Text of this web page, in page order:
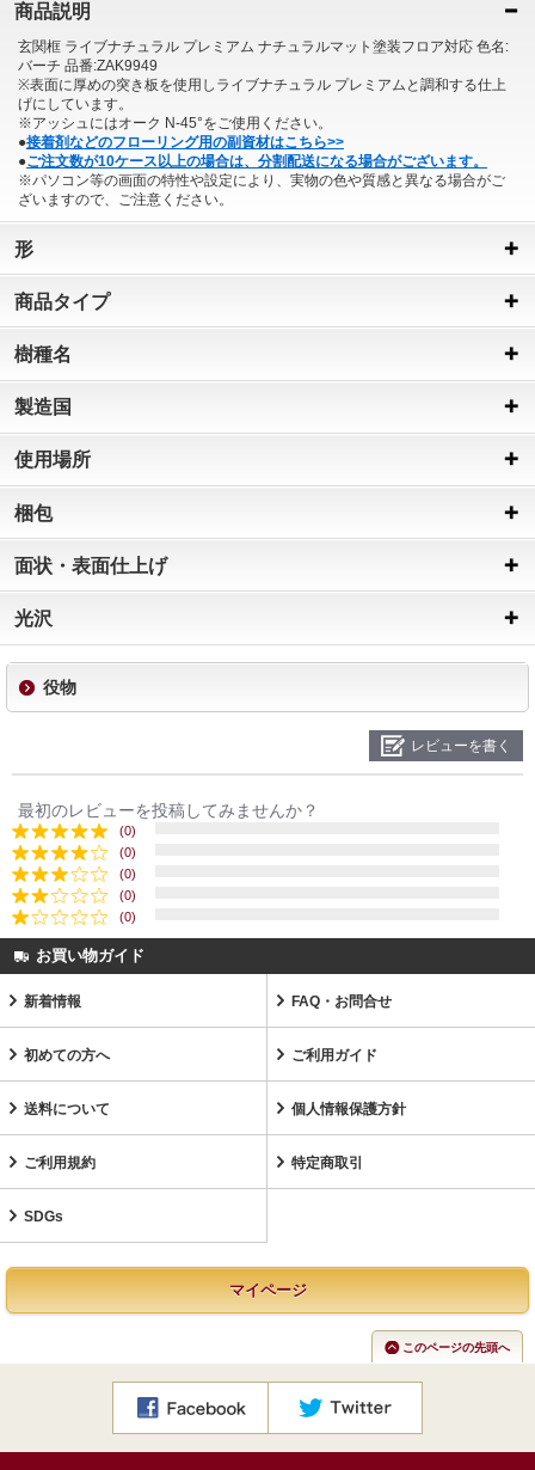
商品説明
玄関框 ライブナチュラル プレミアム ナチュラルマット塗装フロア対応 色名:
バーチ 品番:ZAK9949
※表面に厚めの突き板を使用しライブナチュラル プレミアムと調和する仕上
げにしています。
※アッシュにはオーク N-45°をご使用ください。
●接着剤などのフローリング用の副資材はこちら>>
●ご注文数が10ケース以上の場合は、分割配送になる場合がございます。
※パソコン等の画面の特性や設定により、実物の色や質感と異なる場合がご
ざいますので、ご注意ください。
形
商品タイプ
樹種名
製造国
使用場所
梱包
面状・表面仕上げ
光沢
役物
レビューを書く
最初のレビューを投稿してみませんか？
(0)
(0)
(0)
(0)
(0)
お買い物ガイド
新着情報 FAQ・お問合せ
初めての方へ ご利用ガイド
送料について 個人情報保護方針
ご利用規約 特定商取引
SDGs
マイページ
このページの先頭へ